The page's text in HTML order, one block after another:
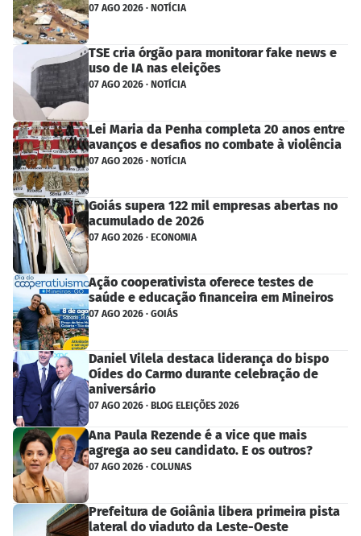
07 AGO 2026 · NOTÍCIA
TSE cria órgão para monitorar fake news e
uso de IA nas eleições
07 AGO 2026 · NOTÍCIA
Lei Maria da Penha completa 20 anos entre
avanços e desafios no combate à violência
07 AGO 2026 · NOTÍCIA
Goiás supera 122 mil empresas abertas no
acumulado de 2026
07 AGO 2026 · ECONOMIA
Ação cooperativista oferece testes de
saúde e educação financeira em Mineiros
07 AGO 2026 · GOIÁS
Daniel Vilela destaca liderança do bispo
Oídes do Carmo durante celebração de
aniversário
07 AGO 2026 · BLOG ELEIÇÕES 2026
Ana Paula Rezende é a vice que mais
agrega ao seu candidato. E os outros?
07 AGO 2026 · COLUNAS
Prefeitura de Goiânia libera primeira pista
lateral do viaduto da Leste-Oeste